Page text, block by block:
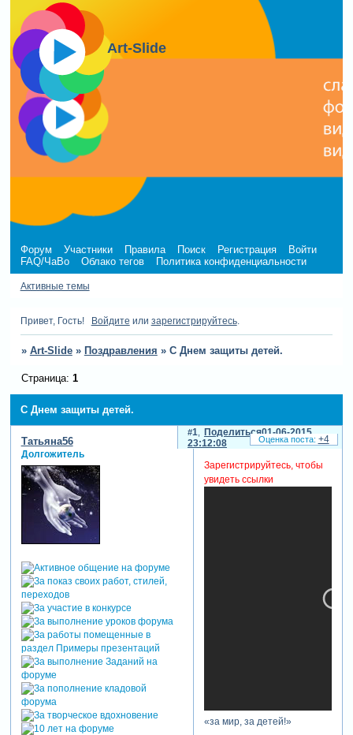
Art-Slide
Форум Участники Правила Поиск Регистрация
Войти
FAQ/ЧаВо
Облако тегов Политика конфиденциальности
Активные темы
Привет, Гость! Войдите или зарегистрируйтесь.
» Art-Slide » Поздравления » С Днем защиты детей.
С Днем защиты детей.
Страница: 1
Поделиться
1
01-06-2015
23:12:08
Татьяна56
Долгожитель
Зарегистрируйтесь, чтобы
увидеть ссылки
«за мир, за детей!»
+4